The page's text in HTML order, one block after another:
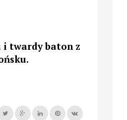
i twardy baton z